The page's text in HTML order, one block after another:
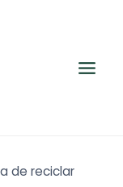
de reciclar